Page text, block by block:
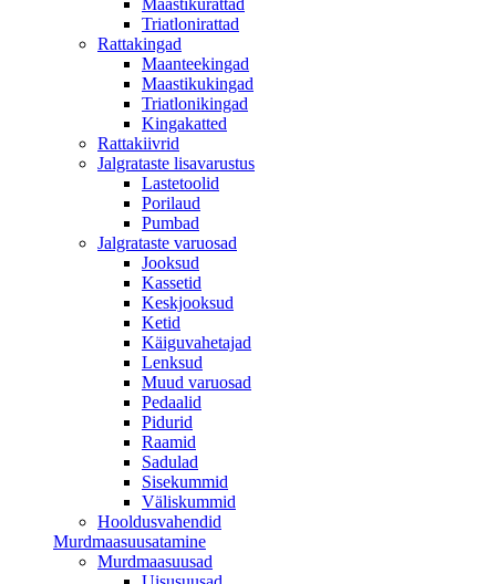
Maastikurattad
Triatlonirattad
Rattakingad
Maanteekingad
Maastikukingad
Triatlonikingad
Kingakatted
Rattakiivrid
Jalgrataste lisavarustus
Lastetoolid
Porilaud
Pumbad
Jalgrataste varuosad
Jooksud
Kassetid
Keskjooksud
Ketid
Käiguvahetajad
Lenksud
Muud varuosad
Pedaalid
Pidurid
Raamid
Sadulad
Sisekummid
Väliskummid
Hooldusvahendid
Murdmaasuusatamine
Murdmaasuusad